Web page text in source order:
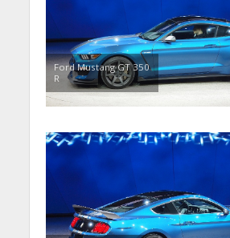
Ford Mustang GT 350
R